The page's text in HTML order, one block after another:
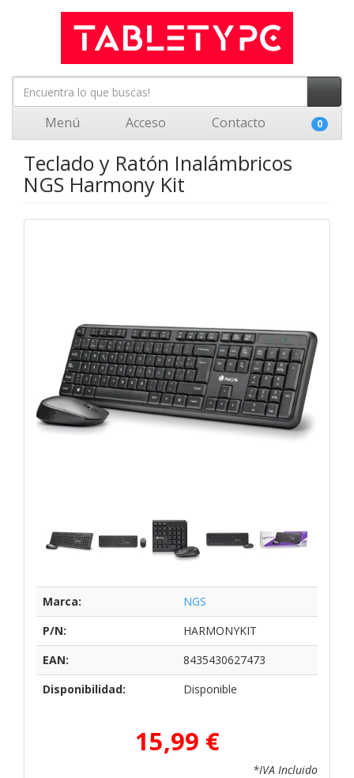
Menú Acceso Contacto 0
Teclado y Ratón Inalámbricos
NGS Harmony Kit
Marca:
NGS
P/N:
HARMONYKIT
EAN:
8435430627473
Disponibilidad:
Disponible
15,99 €
*IVA Incluido